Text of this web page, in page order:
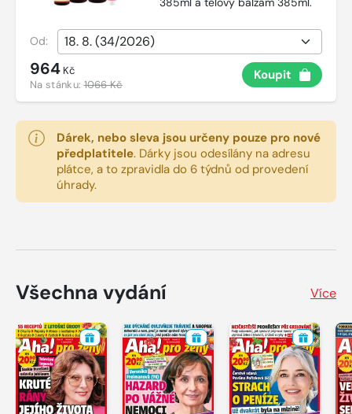
Od:
964 Kč
Na stánku:1066 Kč
Koupit
Dárek, nebo sleva jsou určeny pouze pro nové
předplatitele. Dárky jsou odesílány na adresu
plátce, a to zpravidla do 6 týdnů od provedení
úhrady.
Všechna vydání Více